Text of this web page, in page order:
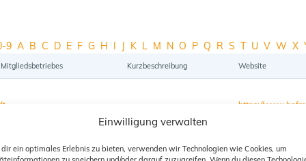
Einwilligung verwalten
dir ein optimales Erlebnis zu bieten, verwenden wir Technologien wie Cookies, um
9 A B C D E F G H I J K L M N O P Q R S T U V W X
Kurzbeschreibung Website
https://